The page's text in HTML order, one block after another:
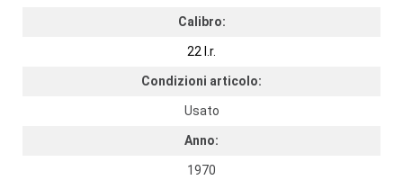
Calibro:
22 l.r.
Condizioni articolo:
Usato
Anno:
1970